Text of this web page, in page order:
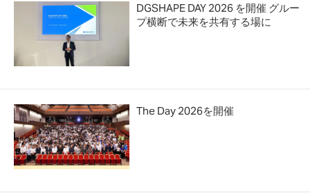
DGSHAPE DAY 2026 を開催 グルー
プ横断で未来を共有する場に
The Day 2026を開催